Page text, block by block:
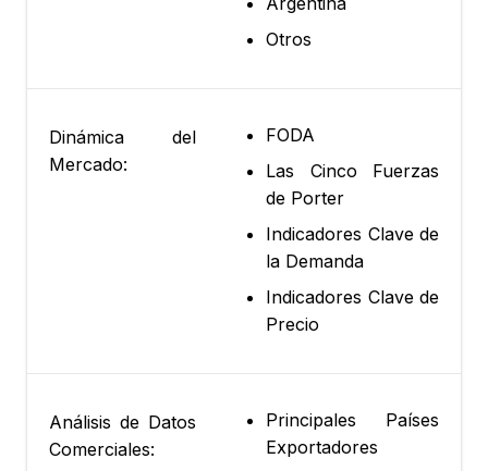
Otros
Dinámica del
Mercado:
FODA
Las Cinco Fuerzas
de Porter
Indicadores Clave de
la Demanda
Indicadores Clave de
Precio
Análisis de Datos
Comerciales:
Principales Países
Exportadores